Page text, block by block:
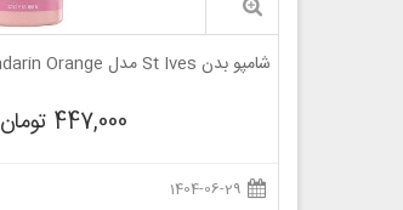
شامپو بدن St Ives مدل Pink Lemon & Mandarin Orange
447,000 تومان